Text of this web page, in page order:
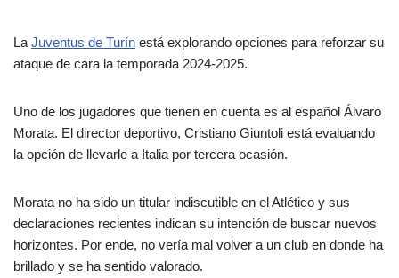
La Juventus de Turín está explorando opciones para reforzar su
ataque de cara la temporada 2024-2025.
Uno de los jugadores que tienen en cuenta es al español Álvaro
Morata. El director deportivo, Cristiano Giuntoli está evaluando
la opción de llevarle a Italia por tercera ocasión.
Morata no ha sido un titular indiscutible en el Atlético y sus
declaraciones recientes indican su intención de buscar nuevos
horizontes. Por ende, no vería mal volver a un club en donde ha
brillado y se ha sentido valorado.